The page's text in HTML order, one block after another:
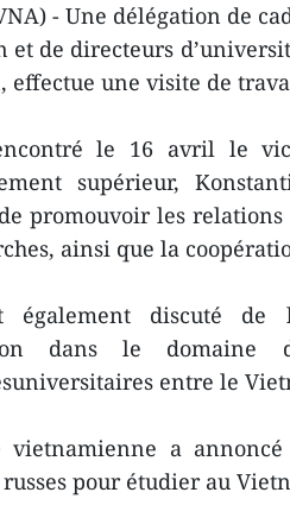
- Une délégation de
et de directeurs
effectue une visite de
le 16 avril le
supérieur,
promouvoir les
ainsi que la
également discuté de
dans le domaine
entre le
a
pour étudier au